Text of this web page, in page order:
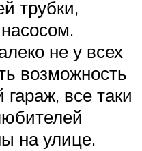
трубки,
не у всех
возможность
все таки
на улице.